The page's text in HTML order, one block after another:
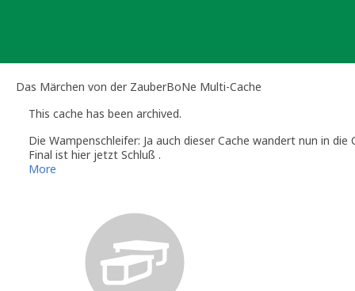
Das Märchen von der ZauberBoNe Multi-Cache
This cache has been archived.
Die Wampenschleifer: Ja auch dieser Cache wandert nun in
Final ist hier jetzt Schluß .
Vielen Dank an alle Cacher die hier Zeit und auch 123 Fav
More